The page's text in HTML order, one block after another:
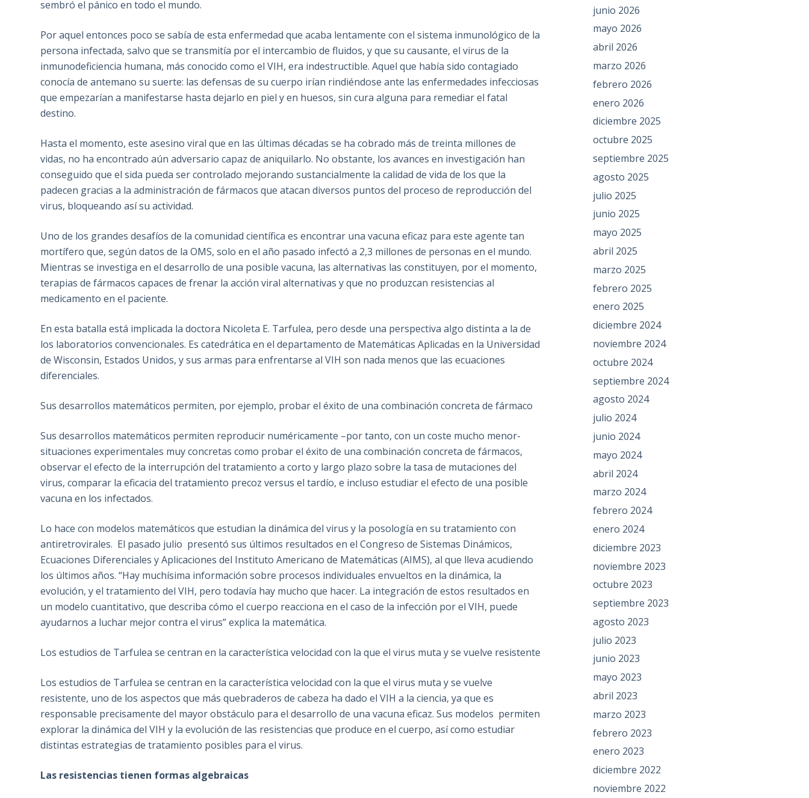
sembró el pánico en todo el mundo.
Por aquel entonces poco se sabía de esta enfermedad que acaba lentamente con el sistema inmunológico de la
persona infectada, salvo que se transmitía por el intercambio de fluidos, y que su causante, el virus de la
inmunodeficiencia humana, más conocido como el VIH, era indestructible. Aquel que había sido contagiado
conocía de antemano su suerte: las defensas de su cuerpo irían rindiéndose ante las enfermedades infecciosas
que empezarían a manifestarse hasta dejarlo en piel y en huesos, sin cura alguna para remediar el fatal
destino.
Hasta el momento, este asesino viral que en las últimas décadas se ha cobrado más de treinta millones de
vidas, no ha encontrado aún adversario capaz de aniquilarlo. No obstante, los avances en investigación han
conseguido que el sida pueda ser controlado mejorando sustancialmente la calidad de vida de los que la
padecen gracias a la administración de fármacos que atacan diversos puntos del proceso de reproducción del
virus, bloqueando así su actividad.
Uno de los grandes desafíos de la comunidad científica es encontrar una vacuna eficaz para este agente tan
mortífero que, según datos de la OMS, solo en el año pasado infectó a 2,3 millones de personas en el mundo.
Mientras se investiga en el desarrollo de una posible vacuna, las alternativas las constituyen, por el momento,
terapias de fármacos capaces de frenar la acción viral alternativas y que no produzcan resistencias al
medicamento en el paciente.
En esta batalla está implicada la doctora Nicoleta E. Tarfulea, pero desde una perspectiva algo distinta a la de
los laboratorios convencionales. Es catedrática en el departamento de Matemáticas Aplicadas en la Universidad
de Wisconsin, Estados Unidos, y sus armas para enfrentarse al VIH son nada menos que las ecuaciones
diferenciales.
Sus desarrollos matemáticos permiten, por ejemplo, probar el éxito de una combinación concreta de fármaco
Sus desarrollos matemáticos permiten reproducir numéricamente –por tanto, con un coste mucho menor-
situaciones experimentales muy concretas como probar el éxito de una combinación concreta de fármacos,
observar el efecto de la interrupción del tratamiento a corto y largo plazo sobre la tasa de mutaciones del
virus, comparar la eficacia del tratamiento precoz versus el tardío, e incluso estudiar el efecto de una posible
vacuna en los infectados.
Lo hace con modelos matemáticos que estudian la dinámica del virus y la posología en su tratamiento con
antiretrovirales. El pasado julio presentó sus últimos resultados en el Congreso de Sistemas Dinámicos,
Ecuaciones Diferenciales y Aplicaciones del Instituto Americano de Matemáticas (AIMS), al que lleva acudiendo
los últimos años. “Hay muchísima información sobre procesos individuales envueltos en la dinámica, la
evolución, y el tratamiento del VIH, pero todavía hay mucho que hacer. La integración de estos resultados en
un modelo cuantitativo, que describa cómo el cuerpo reacciona en el caso de la infección por el VIH, puede
ayudarnos a luchar mejor contra el virus” explica la matemática.
Los estudios de Tarfulea se centran en la característica velocidad con la que el virus muta y se vuelve resistente
Los estudios de Tarfulea se centran en la característica velocidad con la que el virus muta y se vuelve
resistente, uno de los aspectos que más quebraderos de cabeza ha dado el VIH a la ciencia, ya que es
responsable precisamente del mayor obstáculo para el desarrollo de una vacuna eficaz. Sus modelos permiten
explorar la dinámica del VIH y la evolución de las resistencias que produce en el cuerpo, así como estudiar
distintas estrategias de tratamiento posibles para el virus.
Las resistencias tienen formas algebraicas
junio 2026
mayo 2026
abril 2026
marzo 2026
febrero 2026
enero 2026
diciembre 2025
octubre 2025
septiembre 2025
agosto 2025
julio 2025
junio 2025
mayo 2025
abril 2025
marzo 2025
febrero 2025
enero 2025
diciembre 2024
noviembre 2024
octubre 2024
septiembre 2024
agosto 2024
julio 2024
junio 2024
mayo 2024
abril 2024
marzo 2024
febrero 2024
enero 2024
diciembre 2023
noviembre 2023
octubre 2023
septiembre 2023
agosto 2023
julio 2023
junio 2023
mayo 2023
abril 2023
marzo 2023
febrero 2023
enero 2023
diciembre 2022
noviembre 2022